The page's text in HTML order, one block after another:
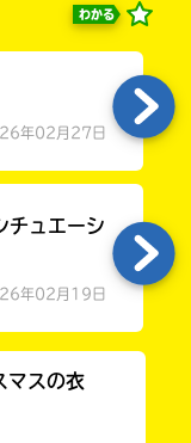
わかる
年02月27日
チュエーシ
年02月19日
マスの衣